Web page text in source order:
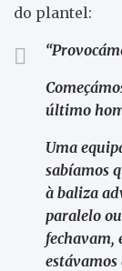
do plantel:
último
Uma
sabíamos
à baliza
paralelo
fechavam,